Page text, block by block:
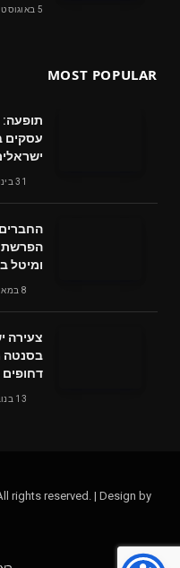
5 באוגוסט 2026
MOST POPULAR
תופעה:
עסקים
31 בינואר 2025
הפרשת
ומיטל
8 במאי 2024
צעירה
בסנטה
דחופים
13 בנובמבר 2024
rights reserved. | Design by